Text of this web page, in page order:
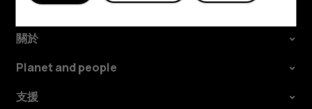
探索
關於
Planet and people
支援